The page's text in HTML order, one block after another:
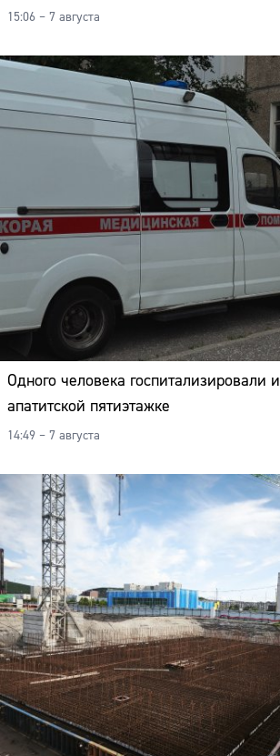
15:06 – 7 августа
Одного человека госпитализировали
апатитской пятиэтажке
14:49 – 7 августа